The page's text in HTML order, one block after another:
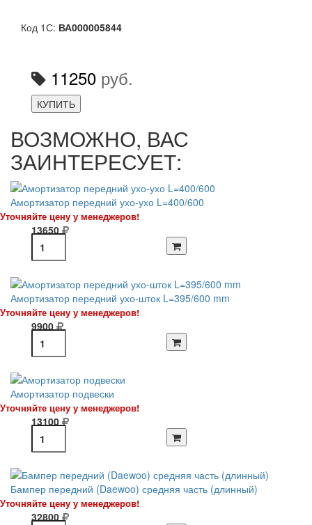
Код 1С: ВА000005844
11250 руб.
КУПИТЬ
ВОЗМОЖНО, ВАС
ЗАИНТЕРЕСУЕТ:
Амортизатор передний ухо-ухо L=400/600
Уточняйте цену у менеджеров!
13650
Амортизатор передний ухо-шток L=395/600 mm
Уточняйте цену у менеджеров!
9900
Амортизатор подвески
Уточняйте цену у менеджеров!
13100
Бампер передний (Daewoo) средняя часть (длинный)
Уточняйте цену у менеджеров!
32800